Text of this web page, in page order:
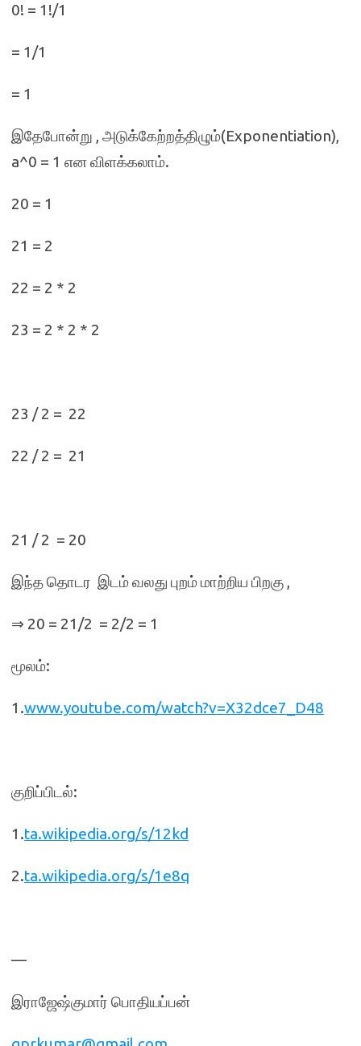
0! = 1!/1
= 1/1
= 1
இதேபோன்று , அடுக்கேற்றத்திழும்(Exponentiation),
a^0 = 1 என விளக்கலாம்.
20 = 1
21 = 2
22 = 2 * 2
23 = 2 * 2 * 2
23 / 2 = 22
22 / 2 = 21
21 / 2 = 20
இந்த தொடர இடம் வலது புறம் மாற்றிய பிறகு ,
⇒ 20 = 21/2 = 2/2 = 1
மூலம்:
1.www.youtube.com/watch?v=X32dce7_D48
குறிப்பிடல்:
1.ta.wikipedia.org/s/12kd
2.ta.wikipedia.org/s/1e8q
—
இராஜேஷ்குமார் பொதியப்பன்